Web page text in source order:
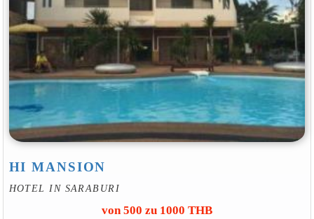
HI MANSION
HOTEL IN SARABURI
von 500 zu 1000 THB